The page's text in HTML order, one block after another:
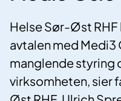
Helse Sør-Øst RHF
avtalen med Medi3
manglende styring
virksomheten, sier